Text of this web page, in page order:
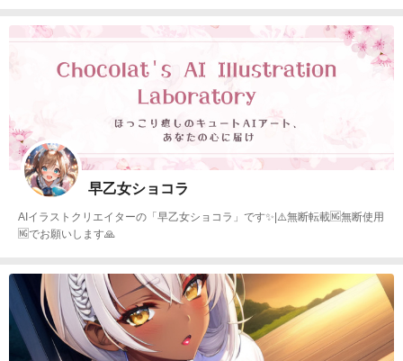
早乙女ショコラ
AIイラストクリエイターの「早乙女ショコラ」です✨|⚠️無断転載🆖無断使用
🆖でお願いします🙏